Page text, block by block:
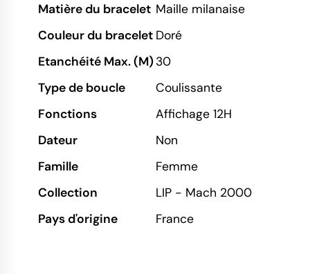
Matière du bracelet Maille milanaise
Couleur du bracelet Doré
Etanchéité Max. (M)30
Type de boucle
Coulissante
Fonctions
Affichage 12H
Dateur
Non
Famille
Femme
Collection
LIP - Mach 2000
Pays d'origine
France